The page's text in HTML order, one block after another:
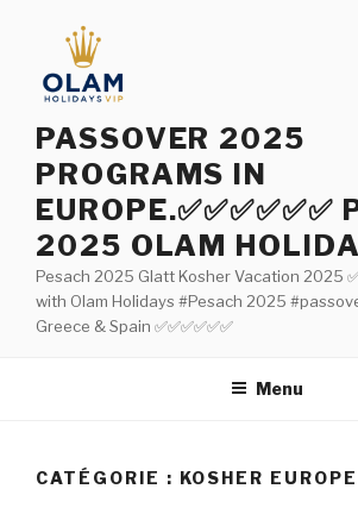
contenu
principal
PASSOVER 2025
PROGRAMS IN
EUROPE.✅✅✅✅✅✅
2025 OLAM
Pesach 2025 Glatt Kosher Vacation 2025
with Olam Holidays #Pesach 2025
Greece & Spain ✅✅✅✅✅✅
Menu
CATÉGORIE : KOSHER